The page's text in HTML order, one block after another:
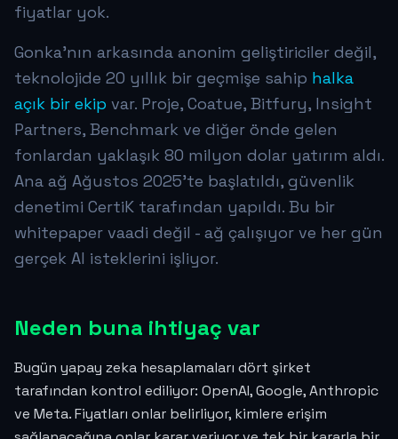
fiyatlar yok.
Gonka'nın arkasında anonim geliştiriciler değil,
teknolojide 20 yıllık bir geçmişe sahip halka
açık bir ekip var. Proje, Coatue, Bitfury, Insight
Partners, Benchmark ve diğer önde gelen
fonlardan yaklaşık 80 milyon dolar yatırım aldı.
Ana ağ Ağustos 2025'te başlatıldı, güvenlik
denetimi CertiK tarafından yapıldı. Bu bir
whitepaper vaadi değil - ağ çalışıyor ve her gün
gerçek AI isteklerini işliyor.
Neden buna ihtiyaç var
Bugün yapay zeka hesaplamaları dört şirket
tarafından kontrol ediliyor: OpenAI, Google, Anthropic
ve Meta. Fiyatları onlar belirliyor, kimlere erişim